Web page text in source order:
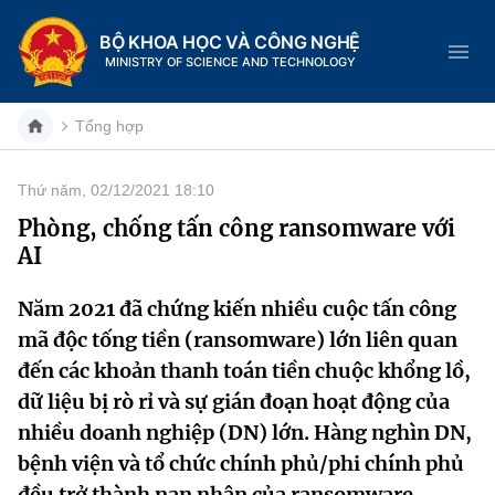
BỘ KHOA HỌC VÀ CÔNG NGHỆ
MINISTRY OF SCIENCE AND TECHNOLOGY
Danh mục
Trang chủ
Giới thiệu
Chức năng nhiệm vụ
Cơ cấu tổ chức
Lịch sử phát triển
Tin tức sự kiện
Khoa học và Công nghệ
Đổi mới sáng tạo
Dịch vụ công
Hệ thống văn bản
Tổng hợp
Thứ năm, 02/12/2021 18:10
Phòng, chống tấn công ransomware với
AI
Năm 2021 đã chứng kiến ​​nhiều cuộc tấn công
mã độc tống tiền (ransomware) lớn liên quan
đến các khoản thanh toán tiền chuộc khổng lồ,
dữ liệu bị rò rỉ và sự gián đoạn hoạt động của
nhiều doanh nghiệp (DN) lớn. Hàng nghìn DN,
bệnh viện và tổ chức chính phủ/phi chính phủ